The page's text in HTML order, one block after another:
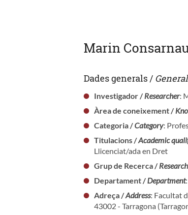
Marin
Dades generals /
Investigador /Researcher:
Àrea de coneixement /
Categoria /Category:
Titulacions /Academic
Llicenciat/ada en Dret
Grup de Recerca /
Departament /Department
Adreça /Address: Facultat
43002 - Tarragona